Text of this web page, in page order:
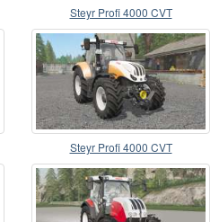
Steyr Profi 4000 CVT
Steyr Profi 4000 CVT